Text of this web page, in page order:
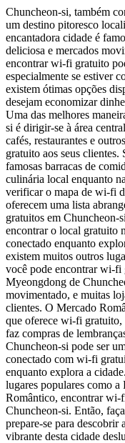
Chuncheon-si, também
um destino pitoresco
encantadora cidade é
deliciosa e mercados
encontrar wi-fi gratuito
especialmente se estiver
existem ótimas opções
desejam economizar
Uma das melhores
si é dirigir-se à área
cafés, restaurantes e
gratuito aos seus clientes.
famosas barracas de
culinária local enquanto
verificar o mapa de wi-fi
oferecem uma lista
gratuitos em Chuncheon-
encontrar o local gratuito
conectado enquanto
existem muitos outros
você pode encontrar wi-fi
Myeongdong de
movimentado, e muitas
clientes. O Mercado
que oferece wi-fi gratuito,
faz compras de
Chuncheon-si pode ser
conectado com wi-fi
enquanto explora a
lugares populares como
Romântico, encontrar wi-
Chuncheon-si. Então,
prepare-se para descobrir
vibrante desta cidade